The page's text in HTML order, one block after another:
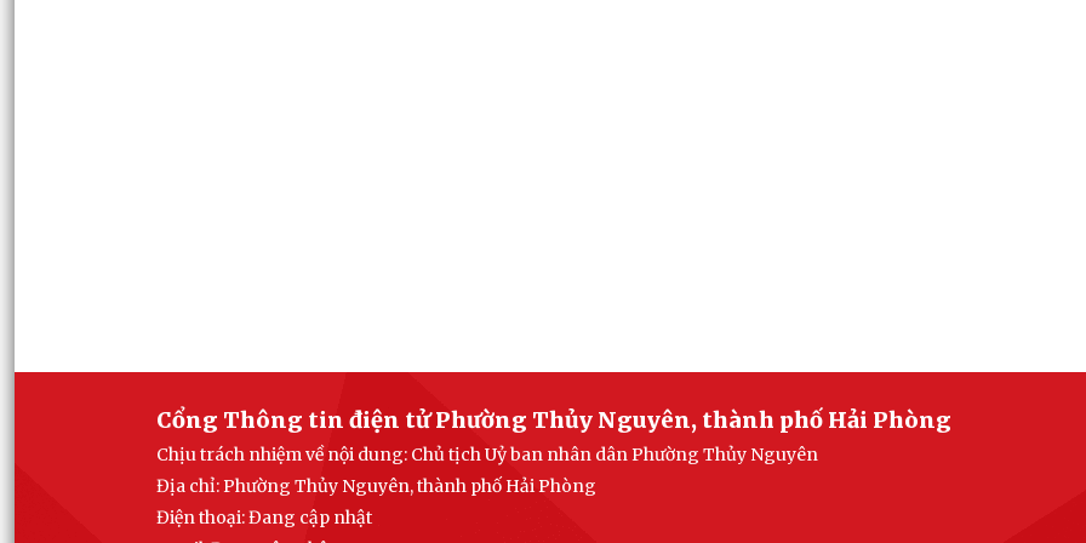
Cổng Thông tin điện tử Phường Thủy Nguyên, thành phố Hải Phòng
Chịu trách nhiệm về nội dung: Chủ tịch Uỷ ban nhân dân Phường Thủy Nguyên
Địa chỉ: Phường Thủy Nguyên, thành phố Hải Phòng
Điện thoại: Đang cập nhật